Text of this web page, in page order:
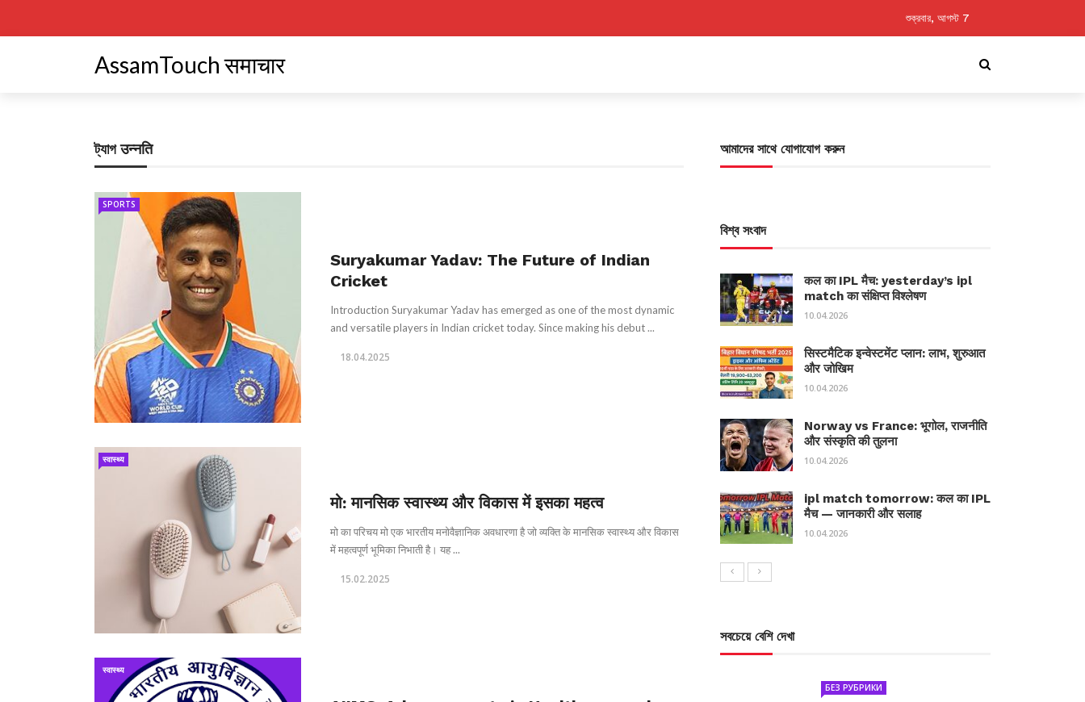
শুক্রবার, আগস্ট 7
AssamTouch समाचार
ট্যাগउन्नति
SPORTS
Suryakumar Yadav: The Future of Indian
Cricket
Introduction Suryakumar Yadav has emerged as one of the most dynamic
and versatile players in Indian cricket today. Since making his debut ...
18.04.2025
स्वास्थ्य
मो: मानसिक स्वास्थ्य और विकास में इसका महत्व
मो का परिचय मो एक भारतीय मनोवैज्ञानिक अवधारणा है जो व्यक्ति के मानसिक स्वास्थ्य और विकास
में महत्वपूर्ण भूमिका निभाती है। यह ...
15.02.2025
स्वास्थ्य
আমাদের সাথে যোগাযোগ করুন
বিশ্ব সংবাদ
कल का IPL मैच: yesterday’s ipl
match का संक्षिप्त विश्लेषण
10.04.2026
सिस्टमैटिक इन्वेस्टमेंट प्लान: लाभ, शुरुआत
और जोखिम
10.04.2026
Norway vs France: भूगोल, राजनीति
और संस्कृति की तुलना
10.04.2026
ipl match tomorrow: कल का IPL
मैच — जानकारी और सलाह
10.04.2026
সবচেয়ে বেশি দেখা
БЕЗ РУБРИКИ